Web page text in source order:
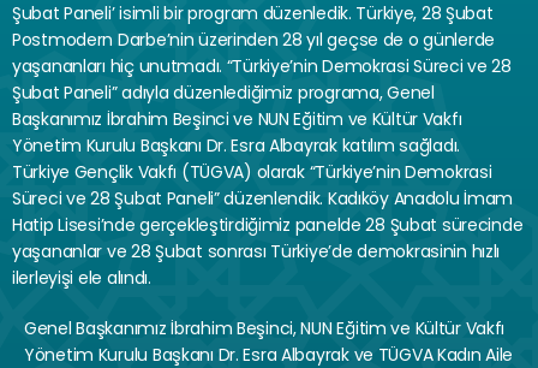
Şubat Paneli’ isimli bir program düzenledik. Türkiye, 28 Şubat
Postmodern Darbe’nin üzerinden 28 yıl geçse de o günlerde
yaşananları hiç unutmadı. “Türkiye’nin Demokrasi Süreci ve 28
Şubat Paneli” adıyla düzenlediğimiz programa, Genel
Başkanımız İbrahim Beşinci ve NUN Eğitim ve Kültür Vakfı
Yönetim Kurulu Başkanı Dr. Esra Albayrak katılım sağladı.
Türkiye Gençlik Vakfı (TÜGVA) olarak “Türkiye’nin Demokrasi
Süreci ve 28 Şubat Paneli” düzenlendik. Kadıköy Anadolu İmam
Hatip Lisesi’nde gerçekleştirdiğimiz panelde 28 Şubat sürecinde
yaşananlar ve 28 Şubat sonrası Türkiye’de demokrasinin hızlı
ilerleyişi ele alındı.
Genel Başkanımız İbrahim Beşinci, NUN Eğitim ve Kültür Vakfı
Yönetim Kurulu Başkanı Dr. Esra Albayrak ve TÜGVA Kadın Aile